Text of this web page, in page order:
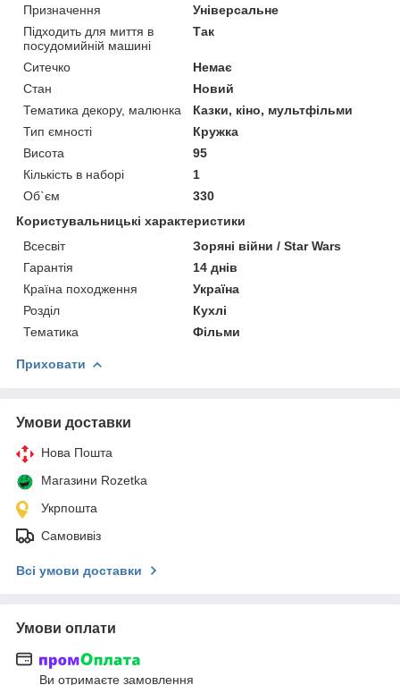
Призначення
Універсальне
Підходить для миття в
посудомийній машині
Так
Ситечко
Немає
Стан
Новий
Тематика декору, малюнка
Казки, кіно, мультфільми
Тип ємності
Кружка
Висота
95
Кількість в наборі
1
Об`єм
330
Користувальницькі характеристики
Всесвіт
Зоряні війни / Star Wars
Гарантія
14 днів
Країна походження
Україна
Розділ
Кухлі
Тематика
Фільми
Приховати
Умови доставки
Нова Пошта
Магазини Rozetka
Укрпошта
Самовивіз
Всі умови доставки
Умови оплати
Ви отримаєте замовлення